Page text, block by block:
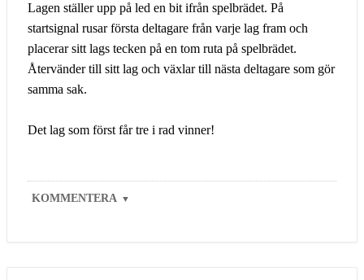
Lagen ställer upp på led en bit ifrån spelbrädet. På
startsignal rusar första deltagare från varje lag fram och
placerar sitt lags tecken på en tom ruta på spelbrädet.
Återvänder till sitt lag och växlar till nästa deltagare som gör
samma sak.
Det lag som först får tre i rad vinner!
KOMMENTERA ▼